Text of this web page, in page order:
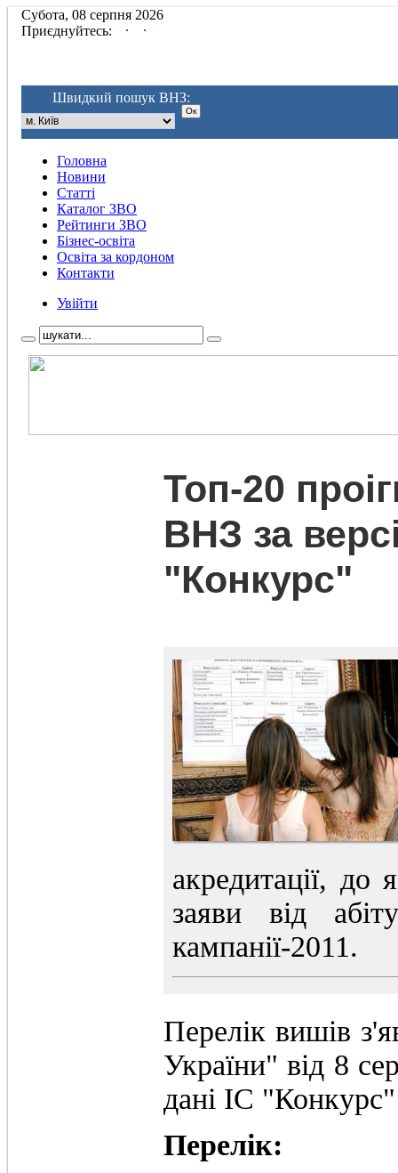
Субота, 08 серпня 2026
Приєднуйтесь:
. .
Швидкий пошук ВНЗ:
Головна
Новини
Статті
Каталог ЗВО
Рейтинги ЗВО
Бізнес-освіта
Освіта за кордоном
Контакти
Увійти
Топ-20
ВНЗ за
"Конкурс"
акредитації, до
заяви від
кампанії-2011.
Перелік вишів
України" від 8
дані ІС
Перелік: